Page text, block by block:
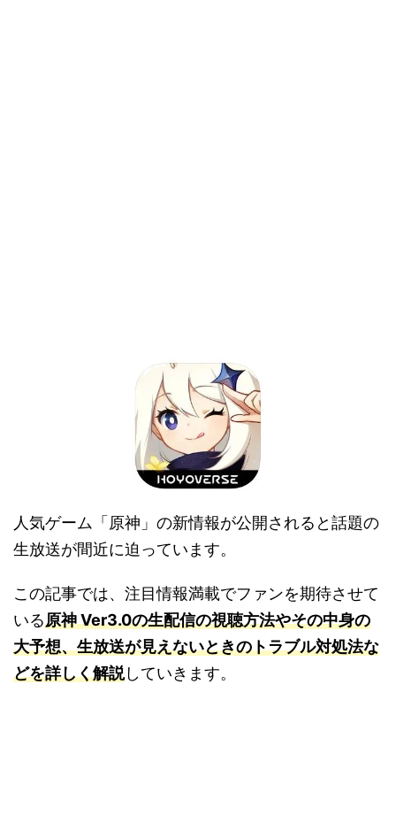
人気ゲーム「原神」の新情報が公開されると話題の
生放送が間近に迫っています。
この記事では、注目情報満載でファンを期待させて
いる原神 Ver3.0の生配信の視聴方法やその中身の
大予想、生放送が見えないときのトラブル対処法な
どを詳しく解説していきます。